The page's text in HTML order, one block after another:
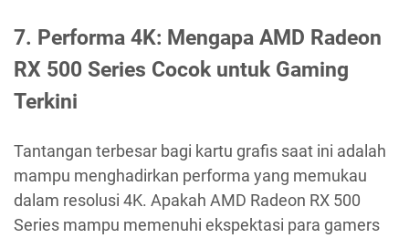
7. Performa 4K: Mengapa AMD Radeon
RX 500 Series Cocok untuk Gaming
Terkini
Tantangan terbesar bagi kartu grafis saat ini adalah
mampu menghadirkan performa yang memukau
dalam resolusi 4K. Apakah AMD Radeon RX 500
Series mampu memenuhi ekspektasi para gamers